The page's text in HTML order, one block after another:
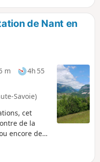
de Nant en
m
4h 55
Savoie)
cet
de la
encore de